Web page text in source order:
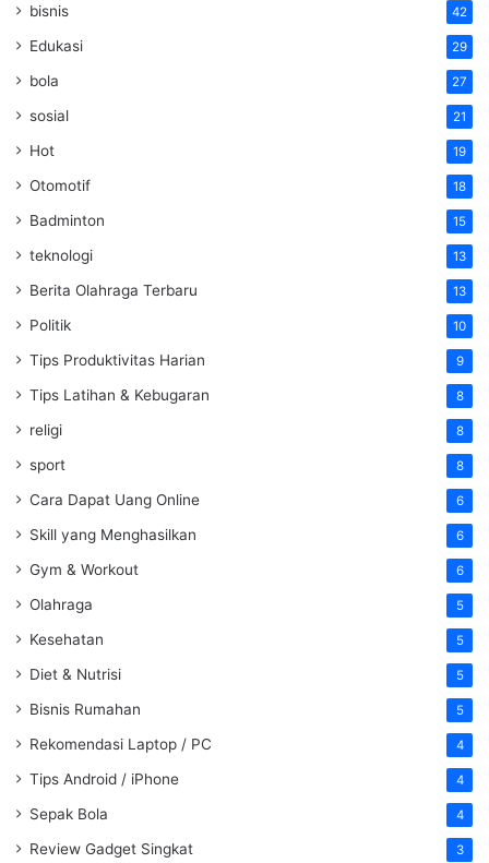
bisnis 42
Edukasi 29
bola 27
sosial 21
Hot 19
Otomotif 18
Badminton 15
teknologi 13
Berita Olahraga Terbaru 13
Politik 10
Tips Produktivitas Harian 9
Tips Latihan & Kebugaran 8
religi 8
sport 8
Cara Dapat Uang Online 6
Skill yang Menghasilkan 6
Gym & Workout 6
Olahraga 5
Kesehatan 5
Diet & Nutrisi 5
Bisnis Rumahan 5
Rekomendasi Laptop / PC 4
Tips Android / iPhone 4
Sepak Bola 4
Review Gadget Singkat 3